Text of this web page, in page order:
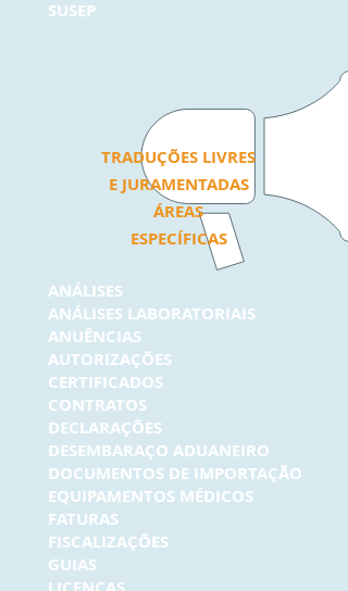
SUSEP
TRADUÇÕES LIVRES
E JURAMENTADAS
ÁREAS
ESPECÍFICAS
ANÁLISES
ANÁLISES LABORATORIAIS
ANUÊNCIAS
AUTORIZAÇÕES
CERTIFICADOS
CONTRATOS
DECLARAÇÕES
DESEMBARAÇO ADUANEIRO
DOCUMENTOS DE IMPORTAÇÃO
EQUIPAMENTOS MÉDICOS
FATURAS
FISCALIZAÇÕES
GUIAS